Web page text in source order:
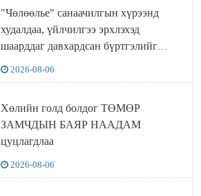
"Чөлөөлье" санаачилгын хүрээнд
худалдаа, үйлчилгээ эрхлэхэд
шаарддаг давхардсан бүртгэлийг
2026-08-06
Хөлийн голд болдог ТӨМӨР
ЗАМЧДЫН БАЯР НААДАМ
цуцлагдлаа
2026-08-06